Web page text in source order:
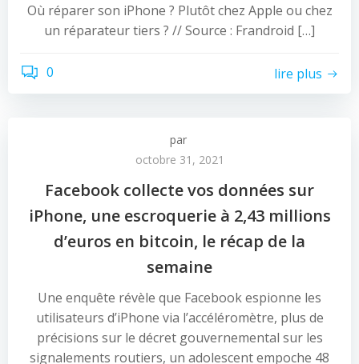
Où réparer son iPhone ? Plutôt chez Apple ou chez
un réparateur tiers ? // Source : Frandroid […]
0 lire plus
par
octobre 31, 2021
Facebook collecte vos données sur
iPhone, une escroquerie à 2,43 millions
d’euros en bitcoin, le récap de la
semaine
Une enquête révèle que Facebook espionne les
utilisateurs d’iPhone via l’accéléromètre, plus de
précisions sur le décret gouvernemental sur les
signalements routiers, un adolescent empoche 48